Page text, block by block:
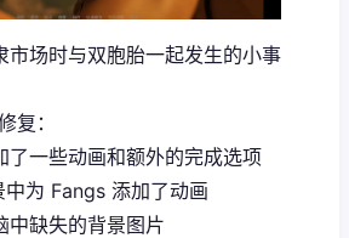
市场时与双胞胎一起发生的小事
复：
了一些动画和额外的完成选项
为 Fangs 添加了动画
中缺失的背景图片